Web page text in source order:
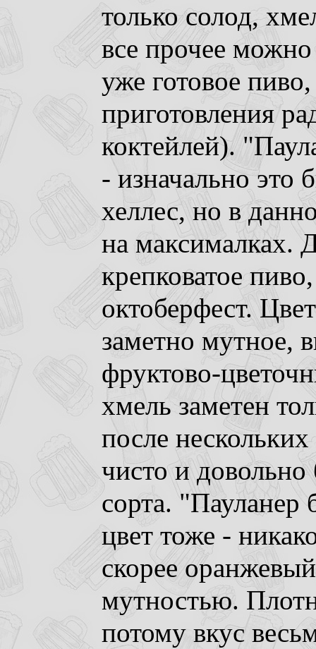
только солод,
все прочее можно
уже готовое
приготовления
коктейлей).
- изначально это
хеллес, но в
на максималках.
крепковатое
октоберфест.
заметно мутное,
фруктово-
хмель заметен
после
чисто и довольно
сорта. "Пауланер
цвет тоже -
скорее
мутностью.
потому вкус